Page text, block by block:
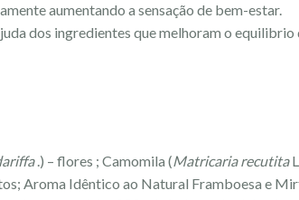
aumentando a sensação de bem-estar.
dos ingredientes que melhoram o
.) – flores ; Camomila (Matricaria recutita
Aroma Idêntico ao Natural Framboesa e